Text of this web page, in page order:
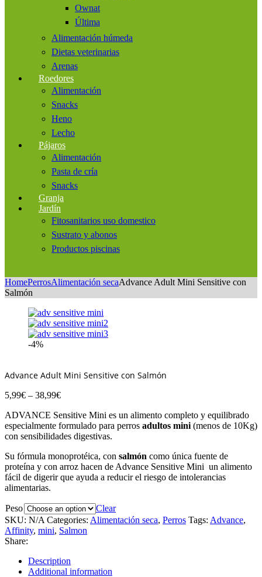
Ownat
Última
Alimentación húmeda
Dietas veterinarias
Arenas
Roedores
Alimentación
Snacks
Heno
Lecho
Pájaros
Alimentación
Pasta de cría
Snacks
Granja
Jardín
Fitosanitarios uso domestico
Sustrato y abonos
Productos piscinas
HomePerrosAlimentación secaAdvance Adult Mini Sensitive con
Salmón
-4%
Advance Adult Mini Sensitive con Salmón
5,99€ – 38,99€
ADVANCE Sensitive Mini es un alimento completo y equilibrado
especialmente formulado para perros adultos mini (menos de 10Kg)
con sensibilidades digestivas.
Su fórmula monoprotéica, con salmón como única fuente de
proteína y con arroz hacen de Advance Sensitive Mini un alimento
fácil de digerir que ayuda a reducir el riesgo de intolerancias
alimentarias.
Peso
Clear
SKU: N/A Categories: Alimentación seca, Perros Tags: Advance,
Affinity, mini, Salmon
Share:
Description
Additional information